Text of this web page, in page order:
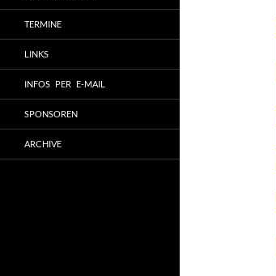
TERMINE
LINKS
INFOS PER E-MAIL
SPONSOREN
ARCHIVE